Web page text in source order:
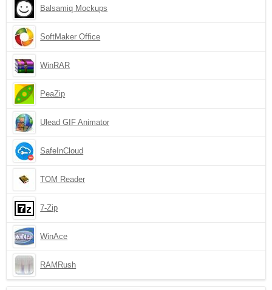
Balsamiq Mockups
SoftMaker Office
WinRAR
PeaZip
Ulead GIF Animator
SafeInCloud
TOM Reader
7-Zip
WinAce
RAMRush